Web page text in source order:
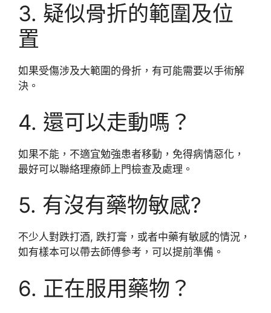
3. 疑似骨折的範圍及位
置
如果受傷涉及大範圍的骨折，有可能需要以手術解
決。
4. 還可以走動嗎？
如果不能，不適宜勉強患者移動，免得病情惡化，
最好可以聯絡理療師上門檢查及處理。
5. 有沒有藥物敏感?
不少人對跌打酒, 跌打膏，或者中藥有敏感的情況，
如有樣本可以帶去師傅參考，可以提前準備。
6. 正在服用藥物？